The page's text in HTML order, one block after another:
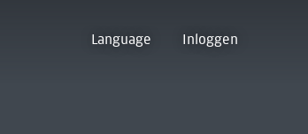
Language Inloggen